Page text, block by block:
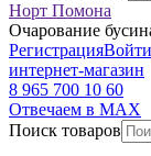
Норт Помона
Очарование
РегистрацияВойти
интернет-магазин
8 965 700 10 60
Отвечаем в MAX
Поиск товаров